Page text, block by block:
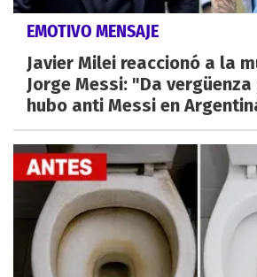
EMOTIVO MENSAJE
Javier Milei reaccionó a la
Jorge Messi: "Da
hubo anti Messi en